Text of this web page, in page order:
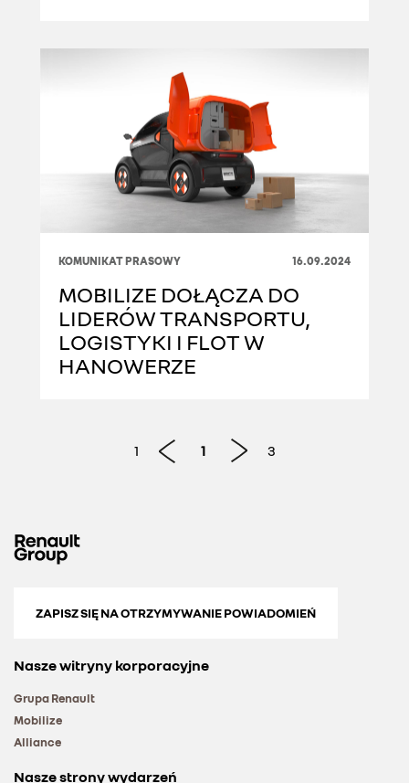
KOMUNIKAT PRASOWY 16.09.2024
MOBILIZE DOŁĄCZA DO
LIDERÓW TRANSPORTU,
LOGISTYKI I FLOT W
HANOWERZE
1 1 3
ZAPISZ SIĘ NA OTRZYMYWANIE POWIADOMIEŃ
Nasze witryny korporacyjne
Grupa Renault
Mobilize
Alliance
Nasze strony wydarzeń